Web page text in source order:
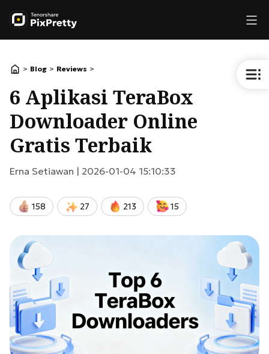
> Blog > Reviews >
6 Aplikasi TeraBox
Downloader Online
Gratis Terbaik
Erna Setiawan | 2026-01-04 15:10:33
158 27 213 15